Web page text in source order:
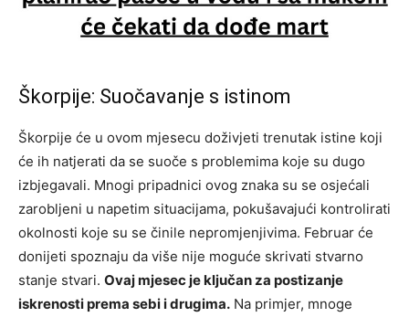
Škorpije: Suočavanje s istinom
Škorpije će u ovom mjesecu doživjeti trenutak istine koji
će ih natjerati da se suoče s problemima koje su dugo
izbjegavali. Mnogi pripadnici ovog znaka su se osjećali
zarobljeni u napetim situacijama, pokušavajući kontrolirati
okolnosti koje su se činile nepromjenjivima. Februar će
donijeti spoznaju da više nije moguće skrivati stvarno
stanje stvari. Ovaj mjesec je ključan za postizanje
iskrenosti prema sebi i drugima. Na primjer, mnoge